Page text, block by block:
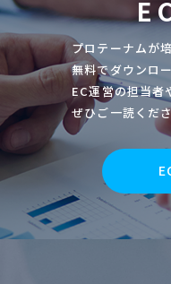
ー
ジ
送
り
プロテーナムが
無料でダウンロ
EC運営の担当者
ぜひご一読くだ